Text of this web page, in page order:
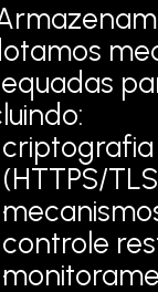
(HTTPS/
controle